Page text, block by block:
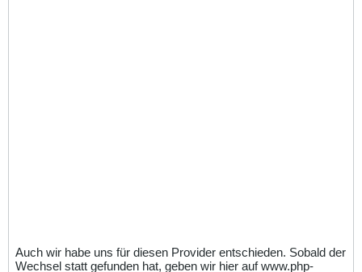
Auch wir habe uns für diesen Provider entschieden. Sobald der
Wechsel statt gefunden hat, geben wir hier auf www.php-